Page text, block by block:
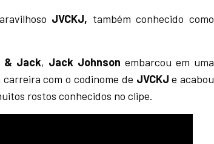
JVCKJ, também conhecido como
& Jack, Jack Johnson embarcou em uma
com o codinome de JVCKJ e acabou
rostos conhecidos no clipe.